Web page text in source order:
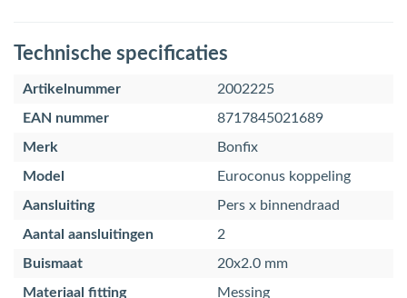
Technische specificaties
Artikelnummer
2002225
EAN nummer
8717845021689
Merk
Bonfix
Model
Euroconus koppeling
Aansluiting
Pers x binnendraad
Aantal aansluitingen
2
Buismaat
20x2.0 mm
Materiaal fitting
Messing